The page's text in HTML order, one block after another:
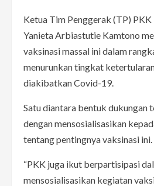
Ketua Tim Penggerak (TP)
Yanieta Arbiastutie Kamtono
vaksinasi massal ini dalam
menurunkan tingkat
diakibatkan Covid-19.
Satu diantara bentuk dukungan
dengan mensosialisasikan
tentang pentingnya vaksinasi ini.
“PKK juga ikut berpartisipasi
mensosialisasikan kegiatan